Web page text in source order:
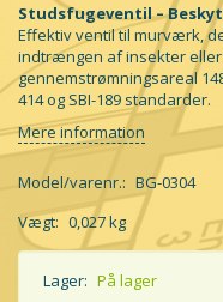
Studsfugeventil –
Effektiv ventil til murværk,
indtrængen af insekter eller
gennemstrømningsareal
414 og SBI-189 standarder.
Mere information
Model/varenr.: BG-0304
Vægt: 0,027 kg
Lager: På lager